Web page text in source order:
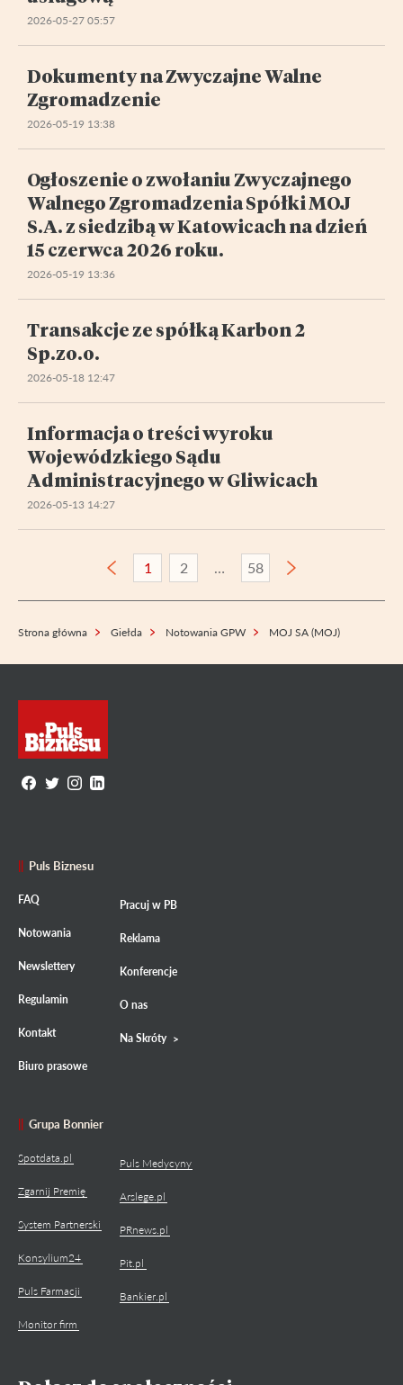
2026-05-27 05:57
Dokumenty na Zwyczajne Walne
Zgromadzenie
2026-05-19 13:38
Ogłoszenie o zwołaniu Zwyczajnego
Walnego Zgromadzenia Spółki MOJ
S.A. z siedzibą w Katowicach na dzień
15 czerwca 2026 roku.
2026-05-19 13:36
Transakcje ze spółką Karbon 2
Sp.zo.o.
2026-05-18 12:47
Informacja o treści wyroku
Wojewódzkiego Sądu
Administracyjnego w Gliwicach
2026-05-13 14:27
1 2 58
Strona główna Giełda Notowania GPW MOJ SA (MOJ)
Puls Biznesu
FAQ
Notowania
Newslettery
Regulamin
Kontakt
Biuro prasowe
Pracuj w PB
Reklama
Konferencje
O nas
Na Skróty
Grupa Bonnier
Spotdata.pl
Zgarnij Premię
System Partnerski
Konsylium24
Puls Farmacji
Monitor firm
Puls Medycyny
Arslege.pl
PRnews.pl
Pit.pl
Bankier.pl